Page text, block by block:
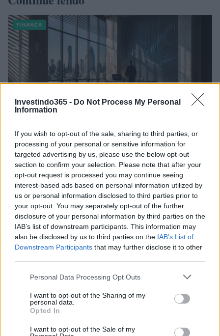
Investindo365 - Do Not Process My Personal
Information
If you wish to opt-out of the sale, sharing to third parties, or
processing of your personal or sensitive information for
targeted advertising by us, please use the below opt-out
section to confirm your selection. Please note that after your
opt-out request is processed you may continue seeing
interest-based ads based on personal information utilized by
us or personal information disclosed to third parties prior to
your opt-out. You may separately opt-out of the further
disclosure of your personal information by third parties on the
IAB’s list of downstream participants. This information may
also be disclosed by us to third parties on the IAB’s List of
Downstream Participants that may further disclose it to other
Please note that this website/app uses one or more Google
not limited to your visit or usage behaviour. You may click to
grant or deny consent to Google and its third-party tags to
use your data for below specified purposes in below Google
consent section.
Personal Data Processing Opt Outs
I want to opt-out of the Sharing of my
personal data.
Opted In
I want to opt-out of the Sale of my
FINANÇA
Autoridades do Fed avaliam impacto dos investimentos
acelerados em inteligência artificial
Beatriz Almeida · 7 ago 2026
FINANÇA